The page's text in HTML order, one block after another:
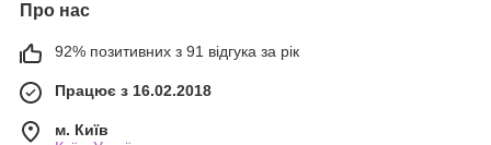
Про нас
92% позитивних з 91 відгука за рік
Працює з 16.02.2018
м. Київ